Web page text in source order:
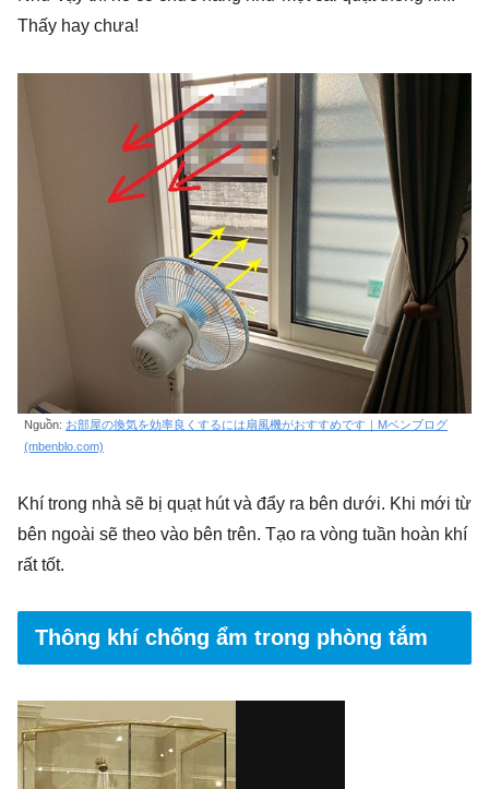
Thấy hay chưa!
Nguồn: お部屋の換気を効率良くするには扇風機がおすすめです｜Mベンブログ
(mbenblo.com)
Khí trong nhà sẽ bị quạt hút và đẩy ra bên dưới. Khi mới từ
bên ngoài sẽ theo vào bên trên. Tạo ra vòng tuần hoàn khí
rất tốt.
Thông khí chống ẩm trong phòng tắm